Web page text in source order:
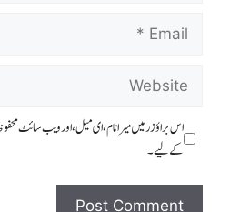
اس براؤزر میں میرا نام، ای میل، اور ویب سائٹ
کےلیے۔